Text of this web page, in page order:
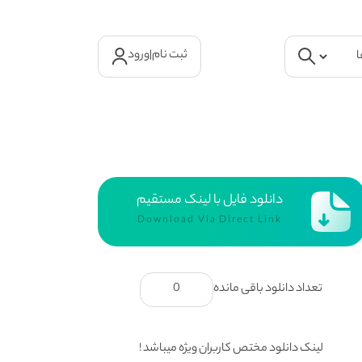
ثبت نام|ورود
دانلود فایل با لینک مستقیم
Download Via Direct Link
تعداد دانلود باقی مانده 0
لینک دانلود مختص کاربران ویژه میباشد !